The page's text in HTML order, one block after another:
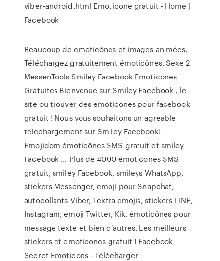
viber-android.html Emoticone gratuit - Home |
Facebook
Beaucoup de emoticônes et images animées.
Téléchargez gratuitement émoticônes. Sexe 2
MessenTools Smiley Facebook Emoticones
Gratuites Bienvenue sur Smiley Facebook , le
site ou trouver des emoticones pour facebook
gratuit ! Nous vous souhaitons un agreable
telechargement sur Smiley Facebook!
Emojidom émoticônes SMS gratuit et smiley
Facebook ... Plus de 4000 émoticônes SMS
gratuit, smiley Facebook, smileys WhatsApp,
stickers Messenger, emoji pour Snapchat,
autocollants Viber, Textra emojis, stickers LINE,
Instagram, emoji Twitter, Kik, émoticônes pour
message texte et bien d'autres. Les meilleurs
stickers et emoticones gratuit ! Facebook
Secret Emoticons - Télécharger